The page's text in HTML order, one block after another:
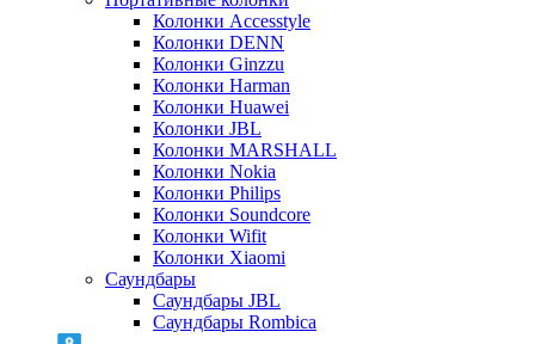
Колонки Accesstyle
Колонки DENN
Колонки Ginzzu
Колонки Harman
Колонки Huawei
Колонки JBL
Колонки MARSHALL
Колонки Nokia
Колонки Philips
Колонки Soundcore
Колонки Wifit
Колонки Xiaomi
Саундбары
Саундбары JBL
Саундбары Rombica